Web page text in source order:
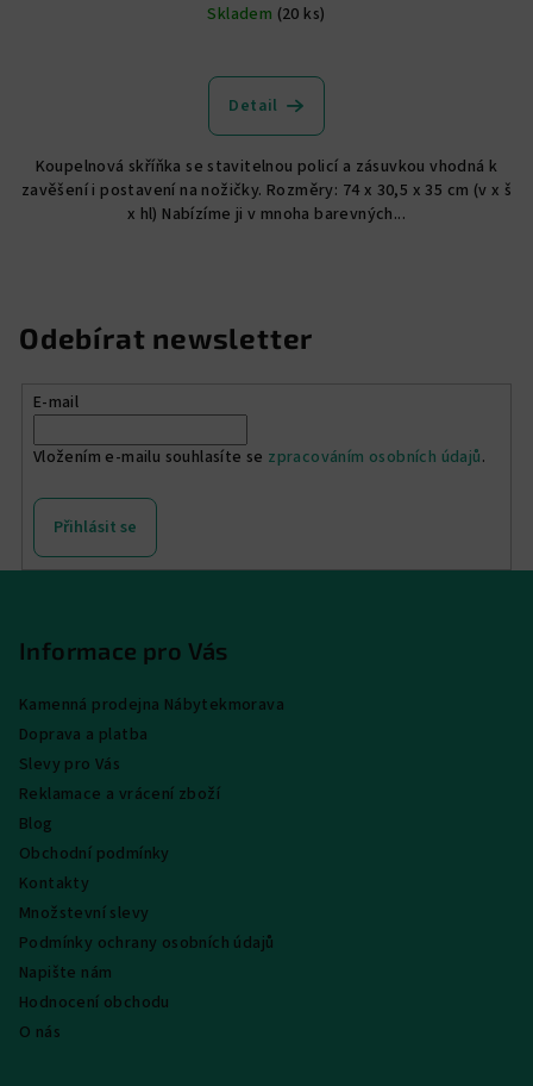
Skladem (20 ks)
hodnocení
produktu
z
5
hvězdiček.
Detail
Koupelnová skříňka se stavitelnou policí a zásuvkou vhodná k
zavěšení i postavení na nožičky. Rozměry: 74 x 30,5 x 35 cm (v x š
x hl) Nabízíme ji v mnoha barevných...
Odebírat newsletter
E-mail
Vložením e-mailu souhlasíte se zpracováním osobních údajů.
Přihlásit se
Informace pro Vás
Kamenná prodejna Nábytekmorava
Doprava a platba
Slevy pro Vás
Reklamace a vrácení zboží
Blog
Obchodní podmínky
Kontakty
Množstevní slevy
Podmínky ochrany osobních údajů
Napište nám
Hodnocení obchodu
O nás